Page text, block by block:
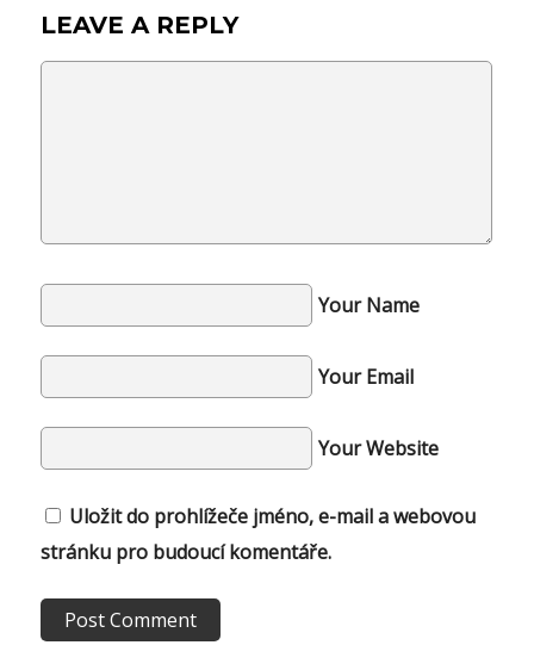
LEAVE A REPLY
Your Name
Your Email
Your Website
Uložit do prohlížeče jméno, e-mail a webovou
stránku pro budoucí komentáře.